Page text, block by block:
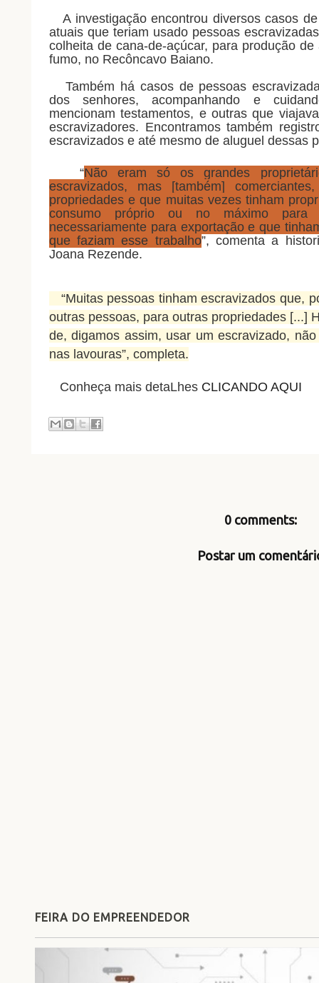
A investigação encontrou diversos casos
atuais que teriam usado pessoas
colheita de cana-de-açúcar, para produção
fumo, no Recôncavo Baiano.
Também há casos de pessoas
dos senhores, acompanhando e
mencionam testamentos, e outras que
escravizadores. Encontramos também
escravizados e até mesmo de aluguel dessas
“Não eram só os grandes
escravizados, mas [também]
propriedades e que muitas vezes tinham
consumo próprio ou no máximo
necessariamente para exportação e que
que faziam esse trabalho”, comenta a
Joana Rezende.
“Muitas pessoas tinham escravizados que,
outras pessoas, para outras propriedades [...]
de, digamos assim, usar um escravizado,
nas lavouras”, completa.
Conheça mais detaLhes CLICANDO AQUI
0 comments:
Postar um
FEIRA DO EMPREENDEDOR